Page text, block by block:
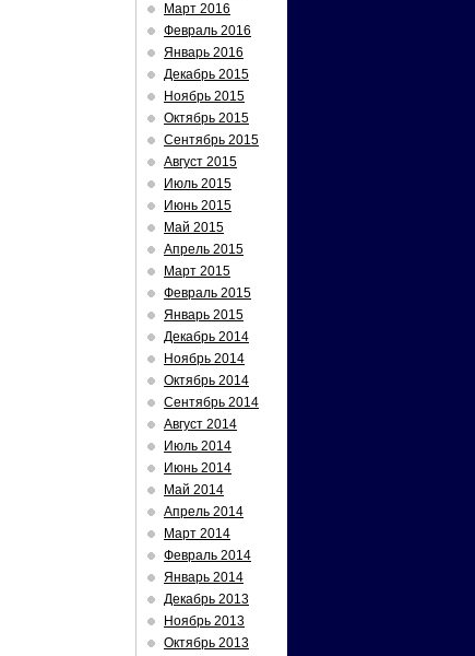
Март 2016
Февраль 2016
Январь 2016
Декабрь 2015
Ноябрь 2015
Октябрь 2015
Сентябрь 2015
Август 2015
Июль 2015
Июнь 2015
Май 2015
Апрель 2015
Март 2015
Февраль 2015
Январь 2015
Декабрь 2014
Ноябрь 2014
Октябрь 2014
Сентябрь 2014
Август 2014
Июль 2014
Июнь 2014
Май 2014
Апрель 2014
Март 2014
Февраль 2014
Январь 2014
Декабрь 2013
Ноябрь 2013
Октябрь 2013